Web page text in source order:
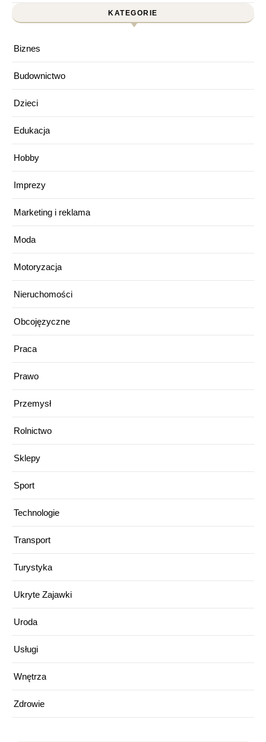
KATEGORIE
Biznes
Budownictwo
Dzieci
Edukacja
Hobby
Imprezy
Marketing i reklama
Moda
Motoryzacja
Nieruchomości
Obcojęzyczne
Praca
Prawo
Przemysł
Rolnictwo
Sklepy
Sport
Technologie
Transport
Turystyka
Ukryte Zajawki
Uroda
Usługi
Wnętrza
Zdrowie